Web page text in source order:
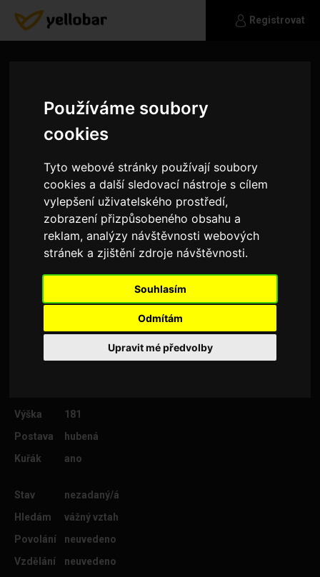
Používáme soubory
cookies
Tyto webové stránky používají soubory
cookies a další sledovací nástroje s cílem
vylepšení uživatelského prostředí,
zobrazení přizpůsobeného obsahu a
reklam, analýzy návštěvnosti webových
stránek a zjištění zdroje návštěvnosti.
Souhlasím
Odmítám
Upravit mé předvolby
Registrovat
Alescervik
Výška
181
Postava
hubená
Kuřák
ano
Stav
nezadaný/á
Hledám
vážný vztah
Povolání
neuvedeno
Vzdělání
neuvedeno